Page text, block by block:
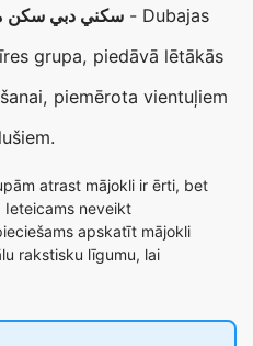
سكني دبي سكن - Dubajas
grupa, piedāvā lētākās
piemērota vientuļiem
atrast mājokli ir ērti, bet
Ieteicams neveikt
apskatīt mājokli
rakstisku līgumu, lai